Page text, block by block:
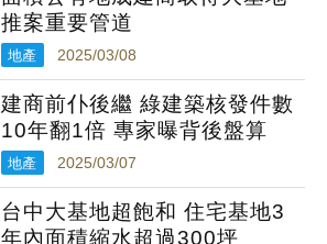
推案重要管道
地產 2025/03/08
建商前仆後繼 綠建築核發件數
10年翻1倍 專家曝背後盤算
地產 2025/03/07
台中大基地超飽和 住宅基地3
年內面積縮水超過300坪